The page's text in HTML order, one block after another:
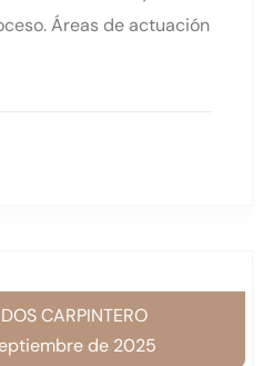
Áreas de actuación
CARPINTERO
de 2025